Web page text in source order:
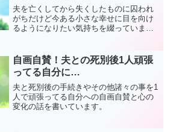
夫を亡くしてから失くしたものに囚われ
がちだけど今ある小さな幸せに目を向け
るようになりたい気持ちを綴っていま
自画自賛！夫との死別後1人頑張
ってる自分に…
夫と死別後の手続きやその他諸々の事を1
人で頑張ってる自分への自画自賛と心の
変化の話を書いています。